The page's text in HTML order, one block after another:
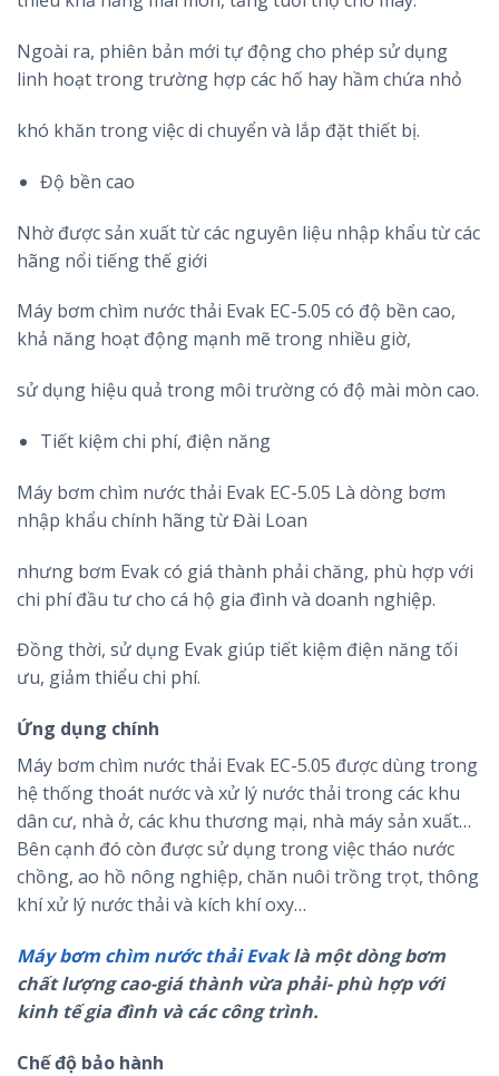
Ngoài ra, phiên bản mới tự động cho phép sử dụng
linh hoạt trong trường hợp các hố hay hầm chứa nhỏ
khó khăn trong việc di chuyển và lắp đặt thiết bị.
Độ bền cao
Nhờ được sản xuất từ các nguyên liệu nhập khẩu từ các
hãng nổi tiếng thế giới
Máy bơm chìm nước thải Evak EC-5.05 có độ bền cao,
khả năng hoạt động mạnh mẽ trong nhiều giờ,
sử dụng hiệu quả trong môi trường có độ mài mòn cao.
Tiết kiệm chi phí, điện năng
Máy bơm chìm nước thải Evak EC-5.05 Là dòng bơm
nhập khẩu chính hãng từ Đài Loan
nhưng bơm Evak có giá thành phải chăng, phù hợp với
chi phí đầu tư cho cá hộ gia đình và doanh nghiệp.
Đồng thời, sử dụng Evak giúp tiết kiệm điện năng tối
ưu, giảm thiểu chi phí.
Ứng dụng chính
Máy bơm chìm nước thải Evak EC-5.05 được dùng trong
hệ thống thoát nước và xử lý nước thải trong các khu
dân cư, nhà ở, các khu thương mại, nhà máy sản xuất…
Bên cạnh đó còn được sử dụng trong việc tháo nước
chồng, ao hồ nông nghiệp, chăn nuôi trồng trọt, thông
khí xử lý nước thải và kích khí oxy…
Máy bơm chìm nước thải Evaklà một dòng bơm
chất lượng cao-giá thành vừa phải- phù hợp với
kinh tế gia đình và các công trình.
Chế độ bảo hành